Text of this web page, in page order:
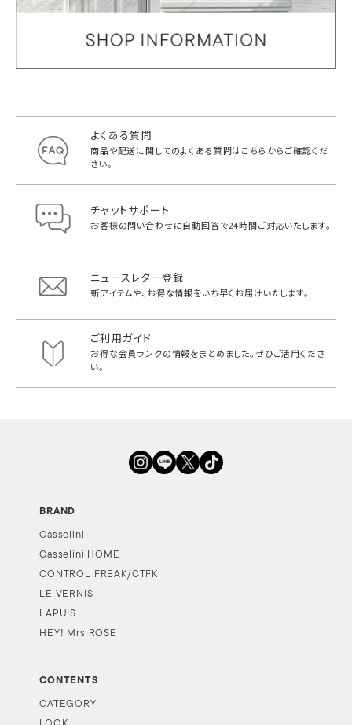
よくある質問
商品や配送に関してのよくある質問はこちらからご確認くだ
さい。
チャットサポート
お客様の問い合わせに自動回答で24時間ご対応いたします。
ニュースレター登録
新アイテムや、お得な情報をいち早く お届けいたします。
ご利用ガイド
お得な会員ランクの情報をまとめました。ぜひご活用くださ
い。
BRAND
Casselini
Casselini HOME
CONTROL FREAK/CTFK
LE VERNIS
LAPUIS
HEY! Mrs ROSE
CONTENTS
CATEGORY